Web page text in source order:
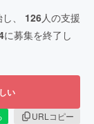
、 126人の支援
に募集を終了し
い
URLコピー